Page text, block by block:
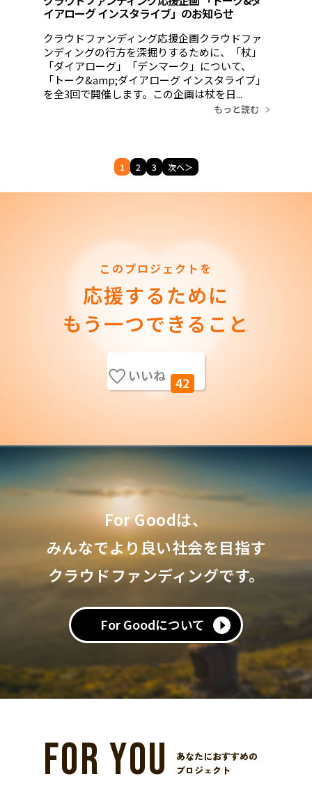
イアローグ インスタライブ」のお知らせ
クラウドファンディング応援企画クラウドファ
ンディングの行方を深掘りするために、「杖」
「ダイアローグ」「デンマーク」について、
「トーク&amp;ダイアローグ インスタライブ」
を全3回で開催します。この企画は杖を日...
もっと読む
1 2 3 次へ＞
このプロジェクトを
応援するために
もう一つできること
いいね 42
For Goodは、
みんなでより良い社会を目指す
クラウドファンディングです。
For Goodについて
FOR YOU
あなたにおすすめの
プロジェクト